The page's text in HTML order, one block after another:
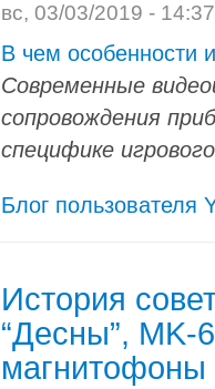
вс, 03/03/2019 -
В чем особенности
Современные
сопровождения
специфике
Блог пользователя
История
“Десны”, MK-
магнитофоны